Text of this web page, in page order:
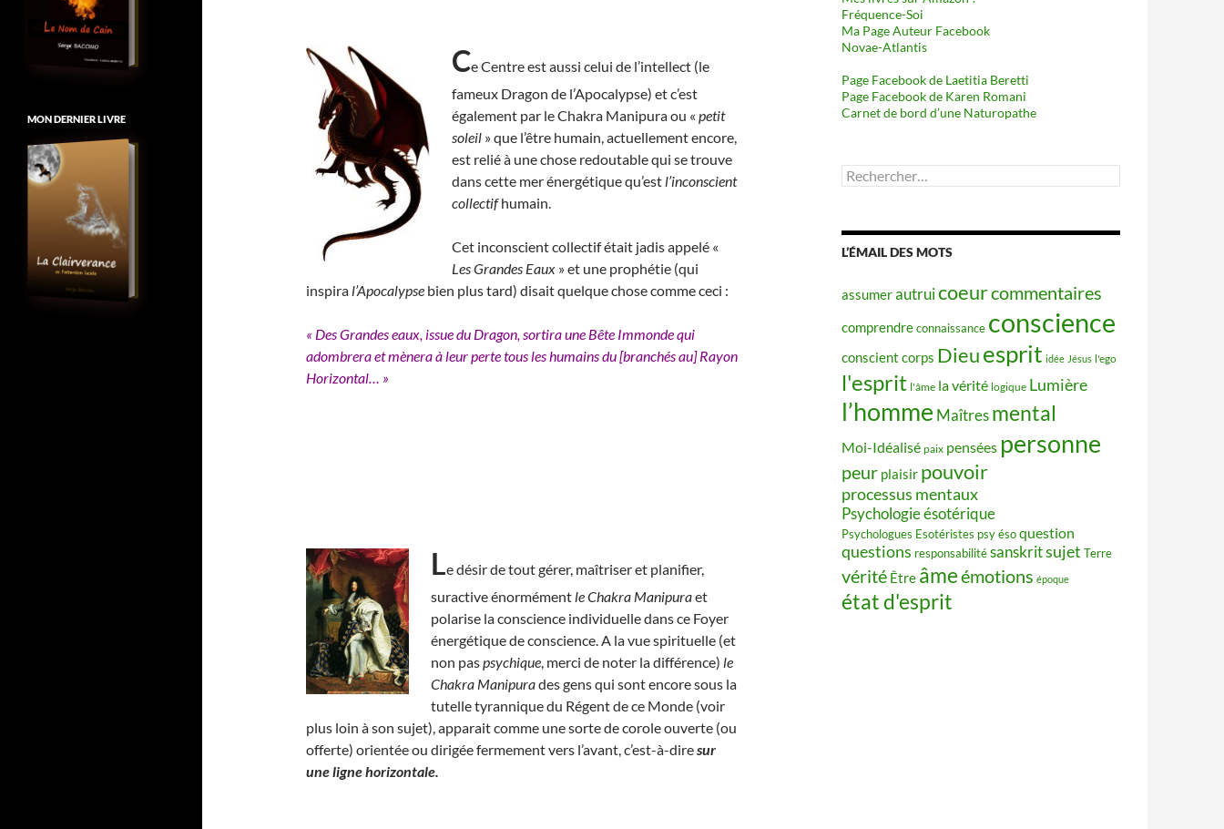
Ce Centre est aussi celui de l’intellect (le
fameux Dragon de l’Apocalypse) et c’est
également par le Chakra Manipura ou « petit
soleil » que l’être humain, actuellement encore,
est relié à une chose redoutable qui se trouve
dans cette mer énergétique qu’est l’inconscient
collectifhumain.
Cet inconscient collectif était jadis appelé «
Les Grandes Eaux » et une prophétie (qui
inspira l’Apocalypse bien plus tard) disait quelque chose comme ceci :
« Des Grandes eaux, issue du Dragon, sortira une Bête Immonde qui
adombrera et mènera à leur perte tous les humains du [branchés au] Rayon
Horizontal… »
Le désir de tout gérer, maîtriser et planifier,
suractive énormément le Chakra Manipuraet
polarise la conscience individuelle dans ce Foyer
énergétique de conscience. A la vue spirituelle (et
non paspsychique, merci de noter la différence) le
Chakra Manipurades gens qui sont encore sous la
tutelle tyrannique du Régent de ce Monde (voir
plus loin à son sujet), apparait comme une sorte de corole ouverte (ou
offerte) orientée ou dirigée fermement vers l’avant, c’est-à-diresur
une ligne horizontale.
Fréquence-Soi
Ma Page Auteur Facebook
Novae-Atlantis
Page Facebook de Laetitia Beretti
Page Facebook de Karen Romani
Carnet de bord d’une Naturopathe
Rechercher :
L’ÉMAIL DES MOTS
assumerautruicoeurcommentaires
comprendreconnaissance conscience
conscient corps Dieuesprit idée Jésus l'ego
l'esprit l'âme la vérité logique Lumière
l’homme Maîtres mental
Moi-Idéalisé paix pensées personne
peur plaisir pouvoir
processus mentaux
Psychologie ésotérique
Psychologues Esotéristes psy ésoquestion
questions responsabilitésanskritsujet Terre
vérité Être âmeémotions époque
état d'esprit
MON DERNIER LIVRE